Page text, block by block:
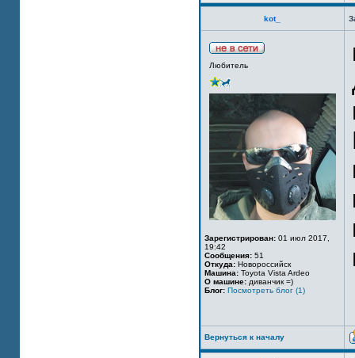
kot_
Любитель
Зарегистрирован: 01 июл 2017,
19:42
Сообщения: 51
Откуда: Новороссийск
Машина: Toyota Vista Ardeo
О машине: диванчик =)
Блог: Посмотреть блог (1)
Вернуться к началу